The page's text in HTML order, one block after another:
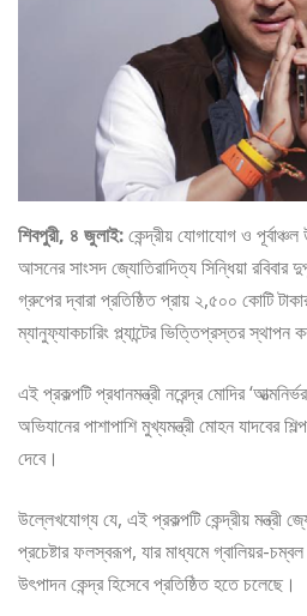
শিবপুরী, ৪ জুলাই:কেন্দ্রীয় যোগাযোগ ও
আসনের সাংসদ জ্যোতিরাদিত্য সিন্ধিয়া রবিবার
গ্রুপের দ্বারা প্রতিষ্ঠিত প্রায় ২,৫০০ কোটি
ম্যানুফ্যাকচারিং প্ল্যান্টের ভিত্তিপ্রস্তর স্থাপন
এই প্রকল্পটি প্রধানমন্ত্রী নরেন্দ্র মোদির
অভিযানের পাশাপাশি মুখ্যমন্ত্রী মোহন যাদবের
দেবে।
উল্লেখযোগ্য যে, এই প্রকল্পটি কেন্দ্রীয় মন্ত্রী
প্রচেষ্টার ফলস্বরূপ, যার মাধ্যমে গ্বালিয়র-
উৎপাদন কেন্দ্র হিসেবে প্রতিষ্ঠিত হতে চলেছে।